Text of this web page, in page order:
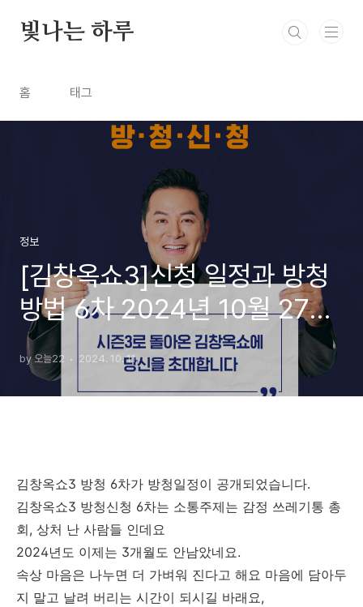
빛나는 하루
홈 태그
정보
[김창옥쇼3]신청 일정과 방청
방법 6차 2024년 10월 27일
까지
by 오늘22 2024. 10. 11.
김창옥쇼3 방청 6차가 방청일정이 공개되었습니다.
김창옥쇼3 방청신청 6차는 소통주제는 감정 쓰레기통 총
회, 상처 난 사람들 인데요
2024년도 이제는 3개월도 안남았네요.
속상 마음은 나누면 더 가벼워 진다고 해요 마음에 담아두
지 말고 날려 버리는 시간이 되시길 바래요,